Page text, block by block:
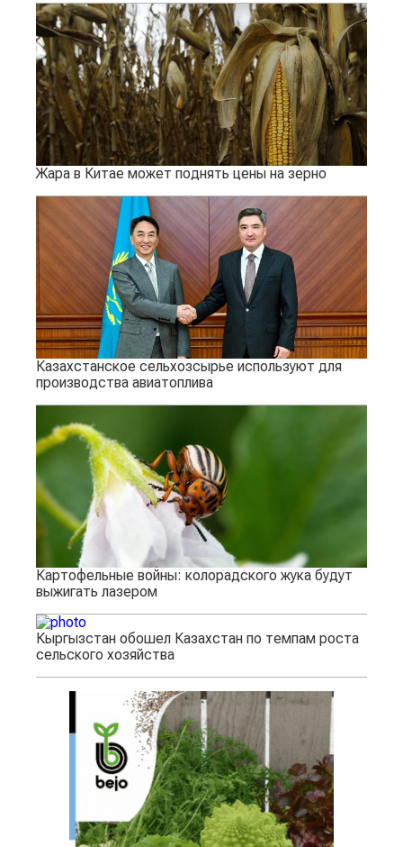
Жара в Китае может поднять цены на зерно
Казахстанское сельхозсырье используют для
производства авиатоплива
Картофельные войны: колорадского жука будут
выжигать лазером
Кыргызстан обошел Казахстан по темпам роста
сельского хозяйства